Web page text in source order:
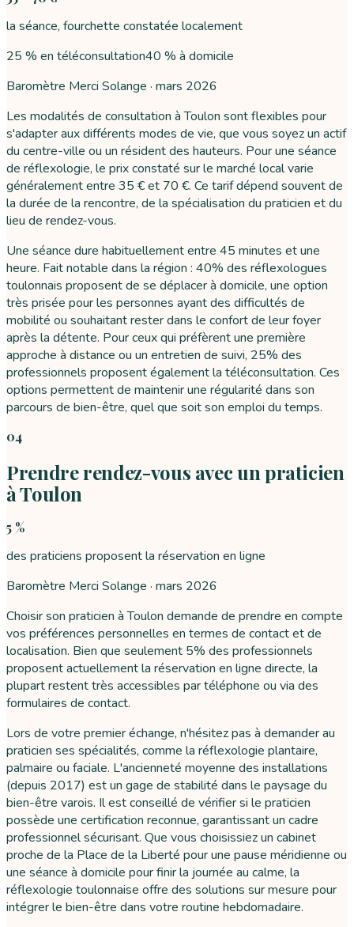
la séance, fourchette constatée localement
25 % en téléconsultation40 % à domicile
Baromètre Merci Solange · mars 2026
Les modalités de consultation à Toulon sont flexibles pour
s'adapter aux différents modes de vie, que vous soyez un actif
du centre-ville ou un résident des hauteurs. Pour une séance
de réflexologie, le prix constaté sur le marché local varie
généralement entre 35 € et 70 €. Ce tarif dépend souvent de
la durée de la rencontre, de la spécialisation du praticien et du
lieu de rendez-vous.
Une séance dure habituellement entre 45 minutes et une
heure. Fait notable dans la région : 40% des réflexologues
toulonnais proposent de se déplacer à domicile, une option
très prisée pour les personnes ayant des difficultés de
mobilité ou souhaitant rester dans le confort de leur foyer
après la détente. Pour ceux qui préfèrent une première
approche à distance ou un entretien de suivi, 25% des
professionnels proposent également la téléconsultation. Ces
options permettent de maintenir une régularité dans son
parcours de bien-être, quel que soit son emploi du temps.
04
Prendre rendez-vous avec un praticien
à Toulon
5 %
des praticiens proposent la réservation en ligne
Baromètre Merci Solange · mars 2026
Choisir son praticien à Toulon demande de prendre en compte
vos préférences personnelles en termes de contact et de
localisation. Bien que seulement 5% des professionnels
proposent actuellement la réservation en ligne directe, la
plupart restent très accessibles par téléphone ou via des
formulaires de contact.
Lors de votre premier échange, n'hésitez pas à demander au
praticien ses spécialités, comme la réflexologie plantaire,
palmaire ou faciale. L'ancienneté moyenne des installations
(depuis 2017) est un gage de stabilité dans le paysage du
bien-être varois. Il est conseillé de vérifier si le praticien
possède une certification reconnue, garantissant un cadre
professionnel sécurisant. Que vous choisissiez un cabinet
proche de la Place de la Liberté pour une pause méridienne ou
une séance à domicile pour finir la journée au calme, la
réflexologie toulonnaise offre des solutions sur mesure pour
intégrer le bien-être dans votre routine hebdomadaire.